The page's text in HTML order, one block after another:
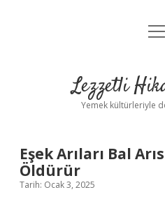
Yasal
Lezzetli
Yemek kültürleriyle
Eşek Arıları Bal
Öldürür
Tarih: Ocak 3, 2025